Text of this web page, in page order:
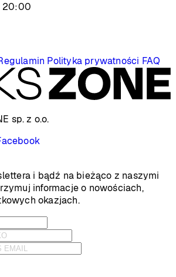
20:00
Polityka prywatności FAQ
sp. z o.o.
i bądź na bieżąco z naszymi
informacje o nowościach,
okazjach.